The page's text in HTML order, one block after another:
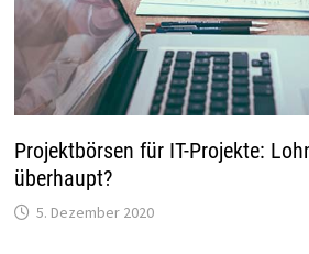
Projektbörsen für IT-Projekte:
überhaupt?
5. Dezember 2020